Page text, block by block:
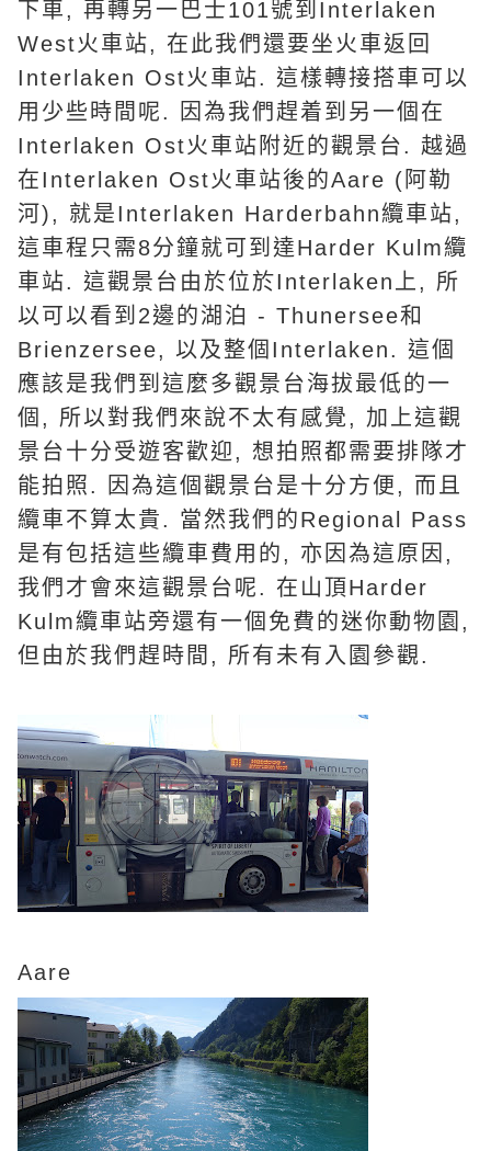
下車, 再轉另一巴士101號到Interlaken
West火車站, 在此我們還要坐火車返回
Interlaken Ost火車站. 這樣轉接搭車可以
用少些時間呢. 因為我們趕着到另一個在
Interlaken Ost火車站附近的觀景台. 越過
在Interlaken Ost火車站後的Aare (阿勒
河), 就是Interlaken Harderbahn纜車站,
這車程只需8分鐘就可到達Harder Kulm纜
車站. 這觀景台由於位於Interlaken上, 所
以可以看到2邊的湖泊 - Thunersee和
Brienzersee, 以及整個Interlaken. 這個
應該是我們到這麼多觀景台海拔最低的一
個, 所以對我們來說不太有感覺, 加上這觀
景台十分受遊客歡迎, 想拍照都需要排隊才
能拍照. 因為這個觀景台是十分方便, 而且
纜車不算太貴. 當然我們的Regional Pass
是有包括這些纜車費用的, 亦因為這原因,
我們才會來這觀景台呢. 在山頂Harder
Kulm纜車站旁還有一個免費的迷你動物園,
但由於我們趕時間, 所有未有入園參觀.
Aare